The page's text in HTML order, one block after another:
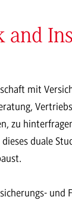
and
mit
zu
duale